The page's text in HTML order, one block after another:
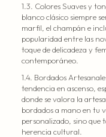
1.3. Colores Suaves y
blanco clásico siempre
marfil, el champán e
popularidad entre las
toque de delicadeza y
contemporáneo.
1.4. Bordados
tendencia en ascenso,
donde se valora la
bordados a mano en tu
personalizado, sino que
herencia cultural.